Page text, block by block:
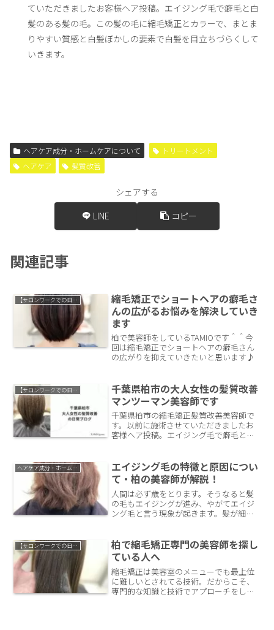
ていただきましたお客様ヘア投稿。エイジング毛で癖毛と白
髪のある髪の毛。この髪の毛に縮毛矯正とカラーで、まとま
りやすい質感と白髪ぼかしの要素で白髪を目立ちづらくして
いきます。
ヘアケア成分・ホームケアについて
トリートメント
ヘアケア
髪質改善
シェアする
LINE
コピー
関連記事
【サロンワークでの日常】
縮毛矯正でショートヘアの癖毛さ
んの広がるお悩みを解決していき
ます
柏で美容師をしているTAMIOです＾＾今
回は縮毛矯正でショートヘアの癖毛さん
の広がりを抑えていきたいと思います♪
【サロンワークでの日常】
千葉県柏市の大人女性の髪質改善
マンツーマン美容師です
千葉県柏市の縮毛矯正髪質改善美容師で
す。以前に施術させていただきましたお
客様ヘア投稿。エイジング毛で癖毛と白
ぼかしの要素で白髪を目立ちづらくして
いきます。
ヘアケア成分・ホームケアについて
エイジング毛の特徴と原因につい
て・柏の美容師が解説！
人間は必ず歳をとります。そうなると髪
の毛もエイジングが進み、やがてエイジ
ング毛と言う現象が起きます。髪が細く
についてお話しします。
【サロンワークでの日常】
柏で縮毛矯正専門の美容師を探し
ている人へ
縮毛矯正は美容室のメニューでも最上位
に難しいとされてる技術。だからこそ、
専門的な知識と技術でアプローチをして